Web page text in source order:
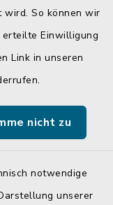
wird. So können wir
Einwilligung
Link in unseren
nicht zu
notwendige
unserer